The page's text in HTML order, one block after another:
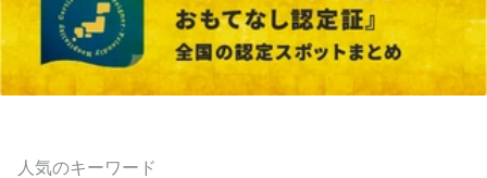
人気のキーワード